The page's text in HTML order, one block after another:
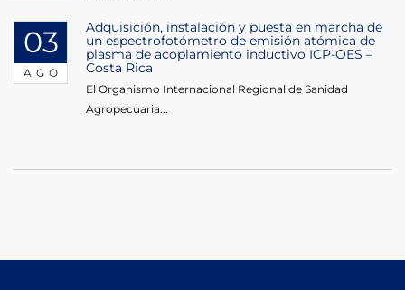
03
AGO
Adquisición, instalación y puesta en marcha de
un espectrofotómetro de emisión atómica de
plasma de acoplamiento inductivo ICP-OES –
Costa Rica
El Organismo Internacional Regional de Sanidad
Agropecuaria...